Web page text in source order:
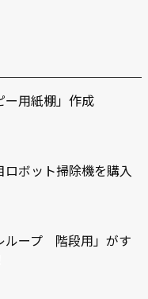
ー用紙棚」作成
ロボット掃除機を購入
ループ 階段用」がす